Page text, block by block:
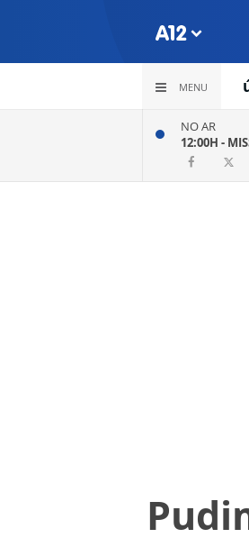
MENU
NO AR
12:00H -